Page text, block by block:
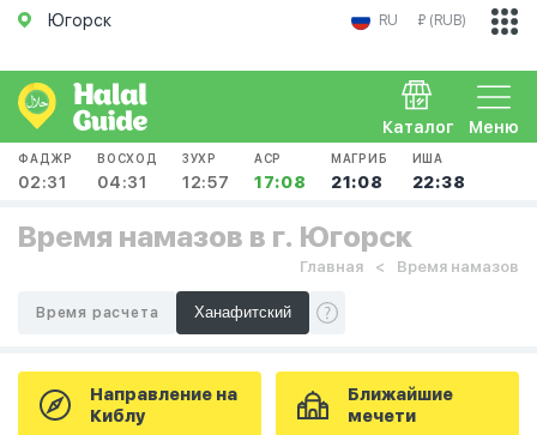
Югорск RU ₽ (RUB)
Меню
Каталог
ФАДЖР
02:31
ВОСХОД
04:31
ЗУХР
12:57
АСР
17:08
МАГРИБ
21:08
ИША
22:38
Время намазов в г. Югорск
Главная Время намазов
Время расчета
Направление на
Киблу
Ближайшие
мечети